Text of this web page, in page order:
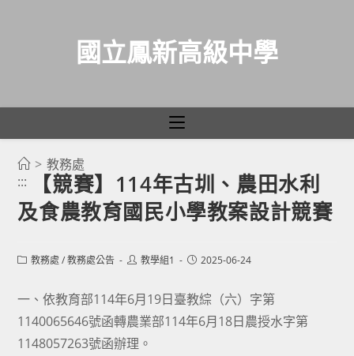
國立鳳新高級中學
> 教務處
:::
【競賽】114年古圳、農田水利
及食農教育國民小學教案設計競賽
Post教務處 / 教務處公告
Post教學組1
Post2025-06-24
一、依教育部114年6月19日臺教綜（六）字第
1140065646號函轉農業部114年6月18日農授水字第
1148057263號函辦理。